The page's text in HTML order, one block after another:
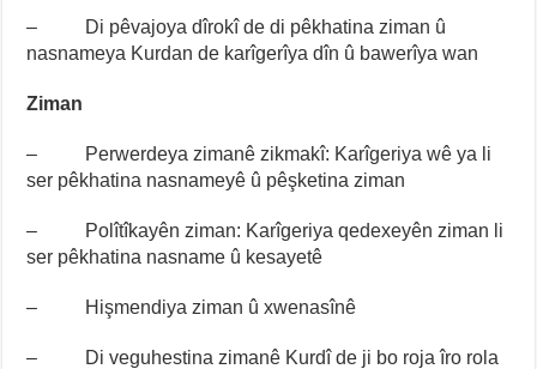
– Di pêvajoya dîrokî de di pêkhatina ziman û
nasnameya Kurdan de karîgerîya dîn û bawerîya wan
Ziman
– Perwerdeya zimanê zikmakî: Karîgeriya wê ya li
ser pêkhatina nasnameyê û pêşketina ziman
– Polîtîkayên ziman: Karîgeriya qedexeyên ziman li
ser pêkhatina nasname û kesayetê
– Hişmendiya ziman û xwenasînê
– Di veguhestina zimanê Kurdî de ji bo roja îro rola